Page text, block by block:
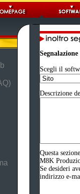
Scegli il
Descrizione
Questa
M8K
Se desideri
indirizzo e-